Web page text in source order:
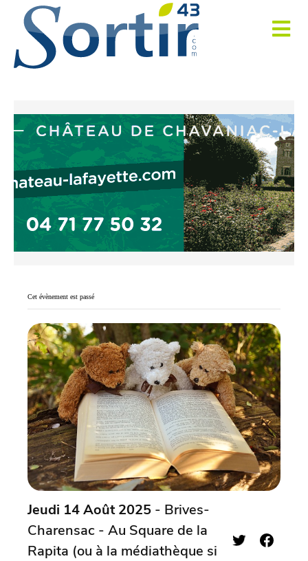
Cet évènement est passé
Jeudi 14 Août 2025 - Brives-
Charensac - Au Square de la
Rapita (ou à la médiathèque si